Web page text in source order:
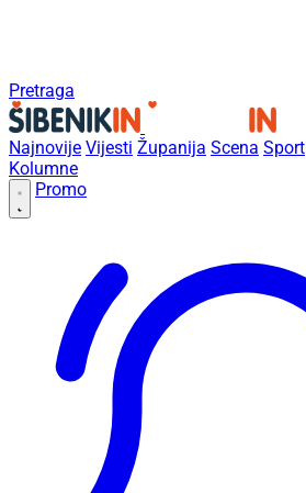
Pretraga
Najnovije Vijesti Županija Scena Sport
Kolumne
Promo